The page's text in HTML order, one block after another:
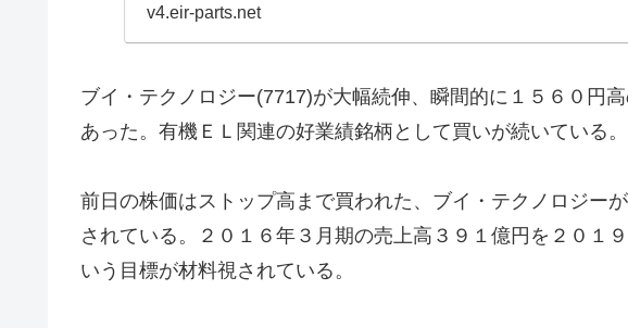
v4.eir-parts.net
ブイ・テクノロジー(7717)が大幅続伸、瞬間的に１５６０円
あった。有機ＥＬ関連の好業績銘柄として買いが続いている。
前日の株価はストップ高まで買われた、ブイ・テクノロジー
されている。２０１６年３月期の売上高３９１億円を２０１
いう目標が材料視されている。